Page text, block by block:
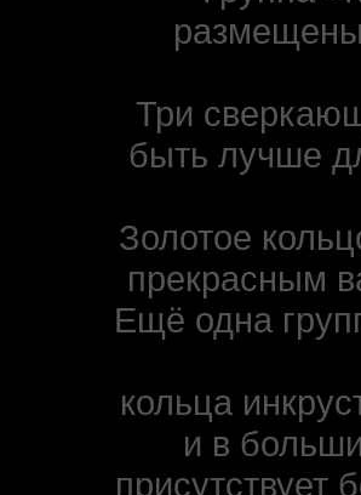
Три
быть лучше
Золотое
прекрасным
Ещё одна
кольца
и в
присутствует